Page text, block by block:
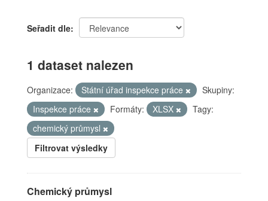
Seřadit dle
1 dataset nalezen
Organizace: Státní úřad inspekce práce
Skupiny:
Inspekce práce
Formáty: XLSX
Tagy:
chemický průmysl
Filtrovat výsledky
Chemický průmysl